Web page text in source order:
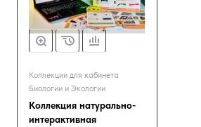
Коллекции для кабинета
Биологии и Экологии
Коллекция натурально-
интерактивная